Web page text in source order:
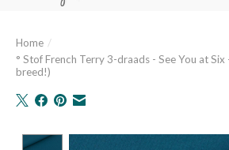
Home /
° Stof French Terry 3-draads - See You at Six
breed!)
Product image slideshow